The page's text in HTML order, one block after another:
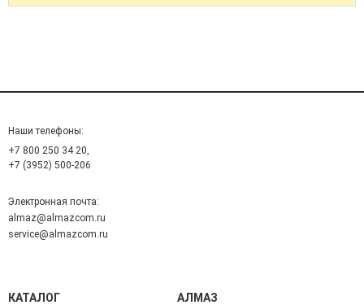
Наши телефоны:
+7 800 250 34 20,
+7 (3952) 500-206
Электронная почта:
almaz@almazcom.ru
service@almazcom.ru
КАТАЛОГ АЛМАЗ